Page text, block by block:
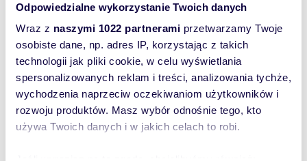
Odpowiedzialne wykorzystanie Twoich danych
Wraz z naszymi 1022 partnerami przetwarzamy Twoje
osobiste dane, np. adres IP, korzystając z takich
technologii jak pliki cookie, w celu wyświetlania
spersonalizowanych reklam i treści, analizowania tychże,
wychodzenia naprzeciw oczekiwaniom użytkowników i
rozwoju produktów. Masz wybór odnośnie tego, kto
używa Twoich danych i w jakich celach to robi.
Zobacz oferty
nieruchomości